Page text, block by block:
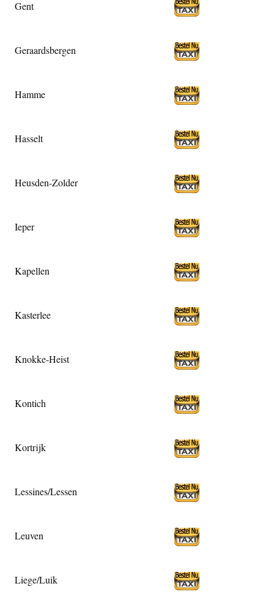
Gent
Geraardsbergen
Hamme
Hasselt
Heusden-Zolder
Ieper
Kapellen
Kasterlee
Knokke-Heist
Kontich
Kortrijk
Lessines/Lessen
Leuven
Liege/Luik